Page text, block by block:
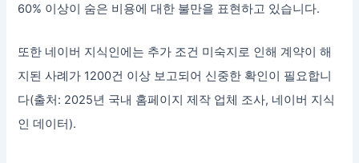
60% 이상이 숨은 비용에 대한 불만을 표현하고 있습니다.
또한 네이버 지식인에는 추가 조건 미숙지로 인해 계약이 해
지된 사례가 1200건 이상 보고되어 신중한 확인이 필요합니
다(출처: 2025년 국내 홈페이지 제작 업체 조사, 네이버 지식
인 데이터).